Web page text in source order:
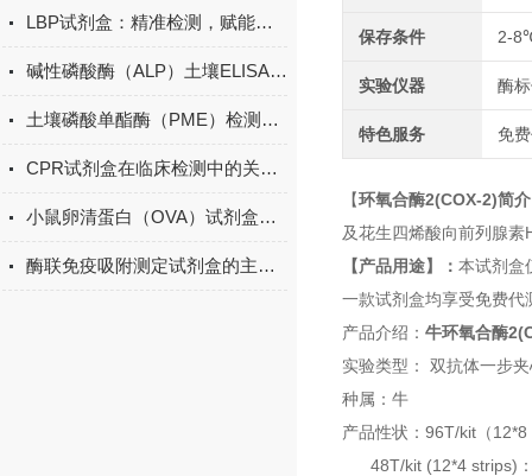
LBP试剂盒：精准检测，赋能免疫研究新突破
碱性磷酸酶（ALP）土壤ELISA的操作方法
土壤磷酸单酯酶（PME）检测试剂盒现货
CPR试剂盒在临床检测中的关键作用
小鼠卵清蛋白（OVA）试剂盒现货
酶联免疫吸附测定试剂盒的主要组成部分
保存条件 2-
实验仪器 酶
特色服务 免
【环氧合酶2(COX-2)简
及花生四烯酸向前列腺
【产品用途】： 本试剂盒
一款试剂盒均享受免费
产品介绍： 牛环氧合酶
实验类型： 双抗体一步
种属：牛
产品性状：96T/kit（
48T/kit (12*4 strips)：